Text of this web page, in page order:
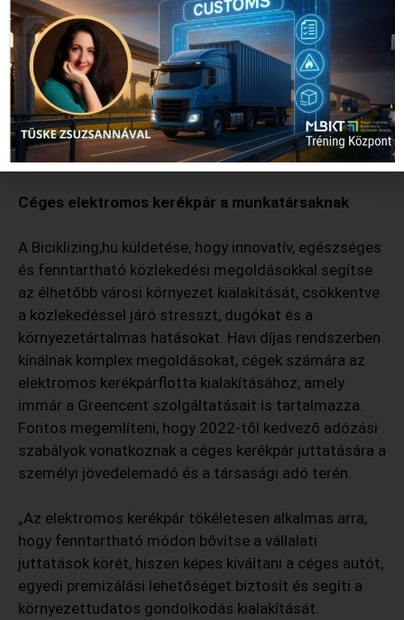
Biciklizing.hu-val való szolgáltatásbővítésünk sem az”
– árulta el Bernáth Dénes. Hozzátette, hét hónapig élt
Berlinben egy startup programnak köszönhetően, ahol
elsőkézből tapasztalhatta meg, milyen is, amikor egy
4,5 millió lakosú városban nincs közlekedési dugó –
ott ugyanis az emberek többsége kerékpározik vagy
tömegközlekedést használ.
Céges elektromos kerékpár a munkatársaknak
A Biciklizing,hu küldetése, hogy innovatív, egészséges
és fenntartható közlekedési megoldásokkal segítse
az élhetőbb városi környezet kialakítását, csökkentve
a közlekedéssel járó stresszt, dugókat és a
környezetártalmas hatásokat. Havi díjas rendszerben
kínálnak komplex megoldásokat, cégek számára az
elektromos kerékpárflotta kialakításához, amely
immár a Greencent szolgáltatásait is tartalmazza.
Fontos megemlíteni, hogy 2022-től kedvező adózási
szabályok vonatkoznak a céges kerékpár juttatására a
személyi jövedelemadó és a társasági adó terén.
„Az elektromos kerékpár tökéletesen alkalmas arra,
hogy fenntartható módon bővítse a vállalati
juttatások körét, hiszen képes kiváltani a céges autót,
egyedi premizálási lehetőséget biztosít és segíti a
környezettudatos gondolkodás kialakítását.